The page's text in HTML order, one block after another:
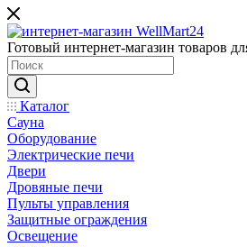
Готовый интернет-магазин товаров
Каталог
Сауна
Оборудование
Электрические печи
Двери
Дровяные печи
Пульты управления
Защитные ограждения
Освещение